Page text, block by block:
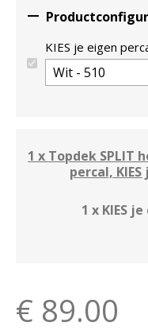

KIES je eigen
1 x Topdek SPLIT
percal,
1 x KIES
€ 89.00